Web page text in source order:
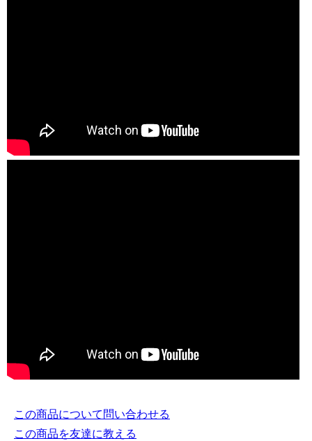
この商品について問い合わせる
この商品を友達に教える